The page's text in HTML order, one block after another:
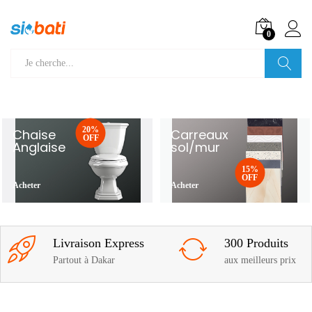
0
Chaise
Anglaise
Acheter
20%
OFF
Carreaux
sol/mur
Acheter
15%
OFF
Livraison Express
Partout à Dakar
300 Produits
aux meilleurs prix